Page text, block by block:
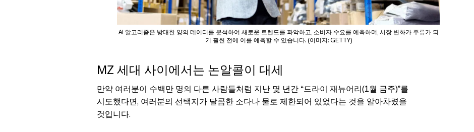
AI 알고리즘은 방대한 양의 데이터를 분석하여 새로운 트렌드를 파악하고, 소비자 수요를 예측하며, 시장 변화가 주류가 되
기 훨씬 전에 이를 예측할 수 있습니다. (이미지: GETTY)
MZ 세대 사이에서는 논알콜이 대세
만약 여러분이 수백만 명의 다른 사람들처럼 지난 몇 년간 “드라이 재뉴어리(1월 금주)”를
시도했다면, 여러분의 선택지가 달콤한 소다나 물로 제한되어 있었다는 것을 알아차렸을
것입니다.